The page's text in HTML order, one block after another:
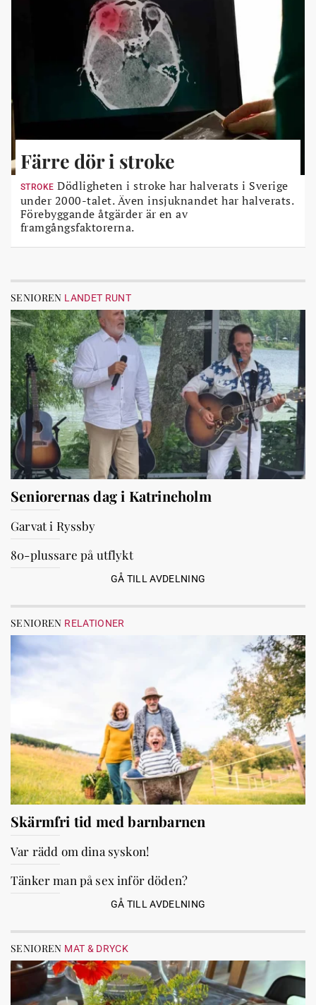
Färre dör i stroke
STROKE Dödligheten i stroke har halverats i Sverige
under 2000-talet. Även insjuknandet har halverats.
Förebyggande åtgärder är en av
framgångsfaktorerna.
SENIOREN LANDET RUNT
Seniorernas dag i Katrineholm
Garvat i Ryssby
80-plussare på utflykt
GÅ TILL AVDELNING
SENIOREN RELATIONER
Skärmfri tid med barnbarnen
Var rädd om dina syskon!
Tänker man på sex inför döden?
GÅ TILL AVDELNING
SENIOREN MAT & DRYCK